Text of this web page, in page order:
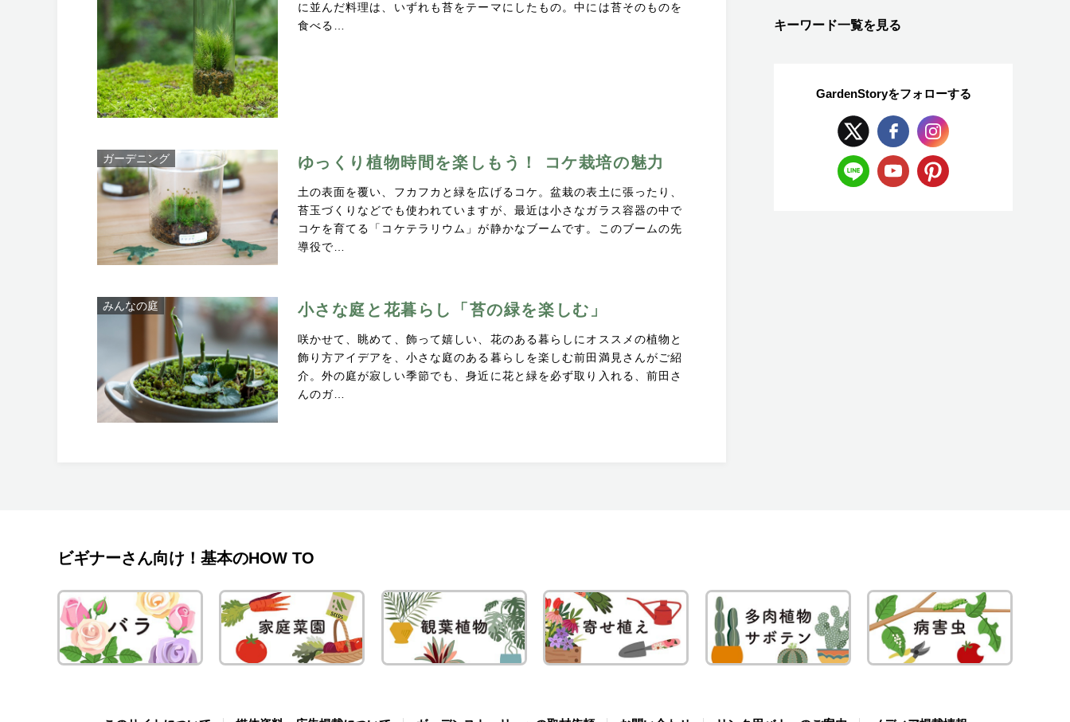
に並んだ料理は、いずれも苔をテーマにしたもの。中には苔そのものを
食べる…
ガーデニング ゆっくり植物時間を楽しもう！ コケ栽培の魅力
土の表面を覆い、フカフカと緑を広げるコケ。盆栽の表土に張ったり、
苔玉づくりなどでも使われていますが、最近は小さなガラス容器の中で
コケを育てる「コケテラリウム」が静かなブームです。このブームの先
導役で…
みんなの庭 小さな庭と花暮らし「苔の緑を楽しむ」
咲かせて、眺めて、飾って嬉しい、花のある暮らしにオススメの植物と
飾り方アイデアを、小さな庭のある暮らしを楽しむ前田満見さんがご紹
介。外の庭が寂しい季節でも、身近に花と緑を必ず取り入れる、前田さ
んのガ…
キーワード一覧を見る
GardenStoryをフォローする
ビギナーさん向け！基本のHOW TO